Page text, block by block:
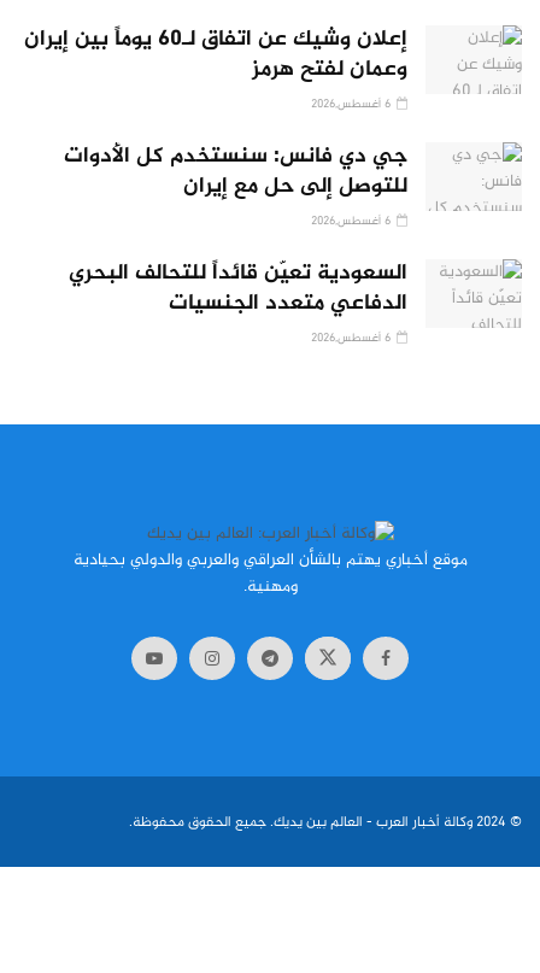
إعلان وشيك عن اتفاق لـ60 يوماً بين إيران
وعمان لفتح هرمز
6 أغسطس,2026
جي دي فانس: سنستخدم كل الأدوات
للتوصل إلى حل مع إيران
6 أغسطس,2026
السعودية تعيّن قائداً للتحالف البحري
الدفاعي متعدد الجنسيات
6 أغسطس,2026
موقع أخباري يهتم بالشأن العراقي والعربي والدولي بحيادية
ومهنية.
© 2024 وكالة أخبار العرب- العالم بين يديك. جميع الحقوق محفوظة.